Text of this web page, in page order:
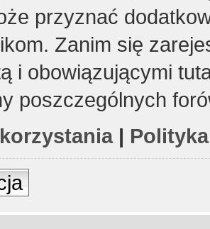
przyznać
Zanim się
i obowiązującymi
poszczególnych
|